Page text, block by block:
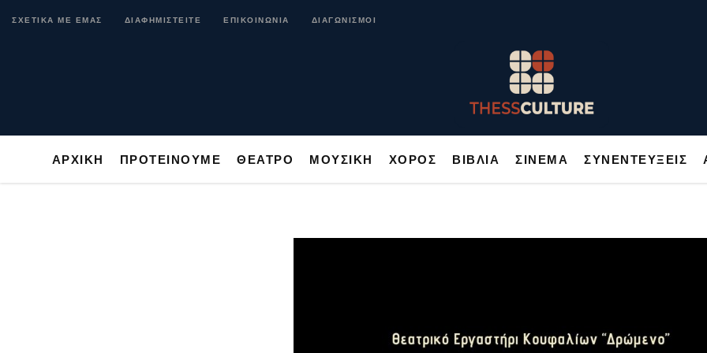
ΣΧΕΤΙΚΑ ΜΕ ΕΜΑΣ ΔΙΑΦΗΜΙΣΤΕΙΤΕ ΕΠΙΚΟΙΝΩΝΙΑ ΔΙΑΓΩΝΙΣΜΟΙ
ΑΡΧΙΚΗ ΠΡΟΤΕΙΝΟΥΜΕ ΘΕΑΤΡΟ ΜΟΥΣΙΚΗ ΧΟΡΟΣ ΒΙΒΛΙΑ ΣΙΝΕΜΑ ΣΥΝΕΝΤΕΥΞΕΙΣ
ΑΡΧΙΚΗ ΠΡΟΤΕΙΝΟΥΜΕ ΘΕΑΤΡΟ ΜΟΥΣΙΚΗ